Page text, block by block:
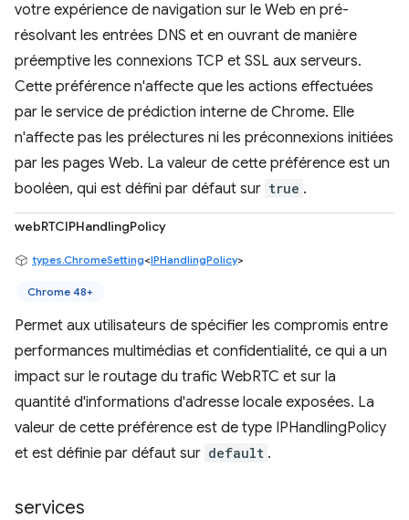
votre expérience de navigation sur le Web en pré-
résolvant les entrées DNS et en ouvrant de manière
préemptive les connexions TCP et SSL aux serveurs.
Cette préférence n'affecte que les actions effectuées
par le service de prédiction interne de Chrome. Elle
n'affecte pas les prélectures ni les préconnexions initiées
par les pages Web. La valeur de cette préférence est un
booléen, qui est défini par défaut sur true .
webRTCIPHandlingPolicy
types.ChromeSetting<IPHandlingPolicy>
Chrome 48+
Permet aux utilisateurs de spécifier les compromis entre
performances multimédias et confidentialité, ce qui a un
impact sur le routage du trafic WebRTC et sur la
quantité d'informations d'adresse locale exposées. La
valeur de cette préférence est de type IPHandlingPolicy
et est définie par défaut sur default .
services